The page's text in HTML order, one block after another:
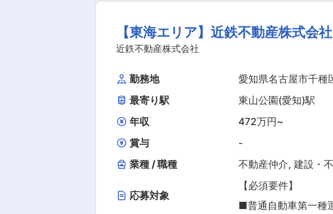
【東海エリア】近鉄不動産株式会
近鉄不動産株式会社
勤務地
愛知県名古屋市千種
最寄り駅
東山公園(愛知)駅
年収
472万円~
賞与
-
業種 / 職種
不動産仲介, 建設・
応募対象
【必須要件】
■普通自動車第一種